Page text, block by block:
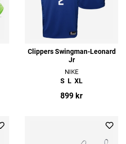
Clippers Swingman-Leonard
Jr
NIKE
S L XL
899 kr